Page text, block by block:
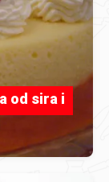
od sira i